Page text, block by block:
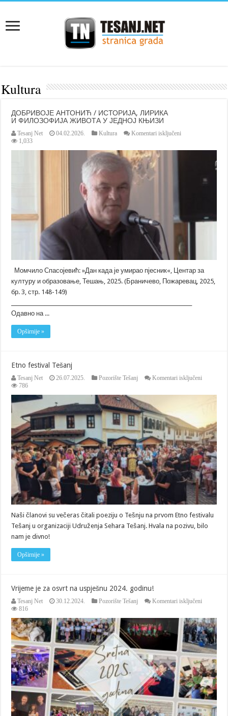
Kultura
ДОБРИВОЈЕ АНТОНИЋ / ИСТОРИЈА, ЛИРИКА
И ФИЛОЗОФИЈА ЖИВОТА У ЈЕДНОЈ КЊИЗИ
Tesanj Net 04.02.2026. Kultura Komentari isključeni
1,033
Момчило Спасојевић: »Дан када је умирао пјесник«, Центар за
културу и образовање, Тешањ, 2025. (Браничево, Пожаревац, 2025,
бр. 3, стр. 148-149)
Одавно на ...
Opširnije »
Etno festival Tešanj
Tesanj Net 26.07.2025. Pozorište Tešanj Komentari isključeni
786
Naši članovi su večeras čitali poeziju o Tešnju na prvom Etno festivalu
Tešanj u organizaciji Udruženja Sehara Tešanj. Hvala na pozivu, bilo
nam je divno!
Opširnije »
Vrijeme je za osvrt na uspješnu 2024. godinu!
Tesanj Net 30.12.2024. Pozorište Tešanj Komentari isključeni
za
osvrt
na
uspješnu
2024.
godinu!
816